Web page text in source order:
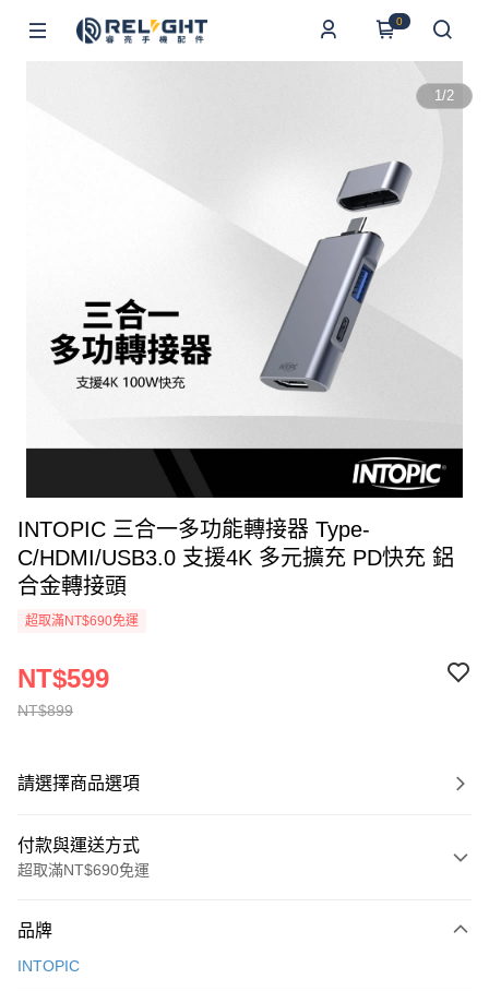
0
1/2
INTOPIC 三合一多功能轉接器 Type-
C/HDMI/USB3.0 支援4K 多元擴充 PD快充 鋁
合金轉接頭
超取滿NT$690免運
NT$899
NT$599
請選擇商品選項
付款與運送方式
超取滿NT$690免運
信用卡一次付款
品牌
INTOPIC